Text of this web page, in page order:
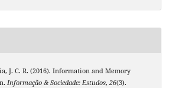
J. C. R. (2016). Information and Memory
Informação & Sociedade: Estudos, 26(3).